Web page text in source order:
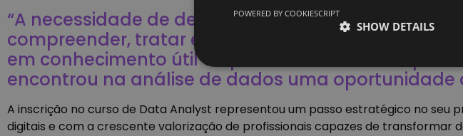
“A necessidade de desenvolver competências
compreender, tratar e analisar informação de
em conhecimento útil e aplicável ao contexto
encontrou na análise de dados uma oportunidade
A inscrição no curso de Data Analyst representou um passo estratégico no seu
digitais e com a crescente valorização de profissionais capazes de transformar
SHOW DETAILS
POWERED BY COOKIESCRIPT